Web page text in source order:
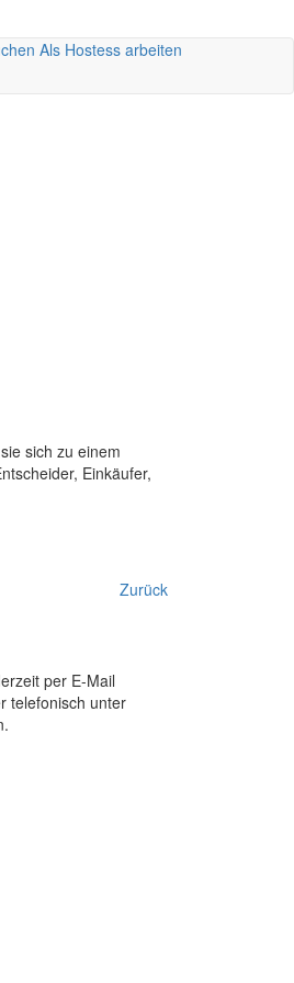
Als Hostess arbeiten
sich zu einem
Einkäufer,
Zurück
per E-Mail
telefonisch unter